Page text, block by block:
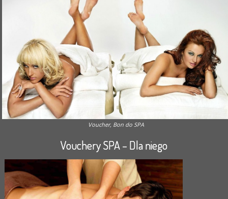
Voucher, Bon do SPA
Vouchery SPA – Dla niego